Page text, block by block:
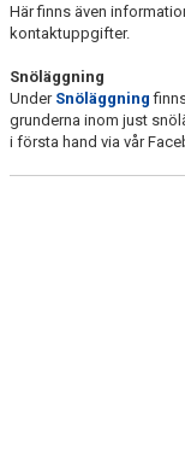
Här finns även
kontaktuppgifter.
Snöläggning
Under Snöläggning
grunderna inom just
i första hand via vår